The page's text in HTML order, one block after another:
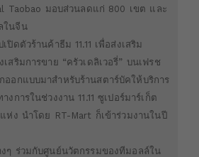
Taobao มอบส่วนลดแก่ 800 เขต และ
นจีน
ปิดตัวร้านค้าธีม 11.11 เพื่อส่งเสริม
เสริมการขาย “ครัวเดลิเวอรี่” บนเฟรช
ออกแบบมาสำหรับร้านสตาร์บัคให้บริการ
งการในช่วงงาน 11.11 ซูเปอร์มาร์เก็ต
ห่ง นำโดย RT-Mart ก็เข้าร่วมงานในปี
ๆ ร่วมกับศูนย์นวัตกรรมของทีมอลล์ใน